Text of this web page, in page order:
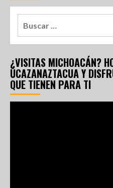
¿VISITAS MICHOACÁN?
UCAZANAZTACUA Y
QUE TIENEN PARA TI